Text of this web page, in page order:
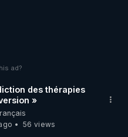
ad?
des thérapies
»
56 views